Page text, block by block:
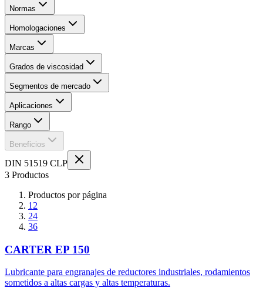
Normas
Homologaciones
Marcas
Grados de viscosidad
Segmentos de mercado
Aplicaciones
Rango
Beneficios
DIN 51519 CLP
3 Productos
Productos por página
12
24
36
CARTER EP 150
Lubricante para engranajes de reductores industriales, rodamientos
sometidos a altas cargas y altas temperaturas.